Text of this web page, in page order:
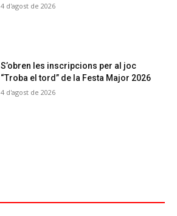
4 d'agost de 2026
S’obren les inscripcions per al joc
“Troba el tord” de la Festa Major 2026
4 d'agost de 2026